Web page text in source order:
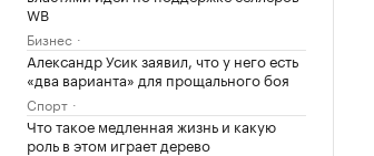
WB
Бизнес
Александр Усик заявил, что у него есть
«два варианта» для прощального боя
Спорт
Что такое медленная жизнь и какую
роль в этом играет дерево